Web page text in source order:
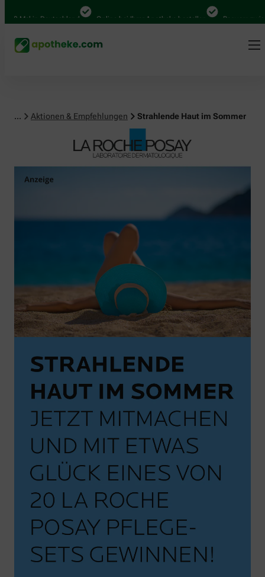
in Deutschland Online bei Ihrer Apotheke bestellen Bequem zwischen
... Aktionen & Empfehlungen Strahlende Haut im Sommer